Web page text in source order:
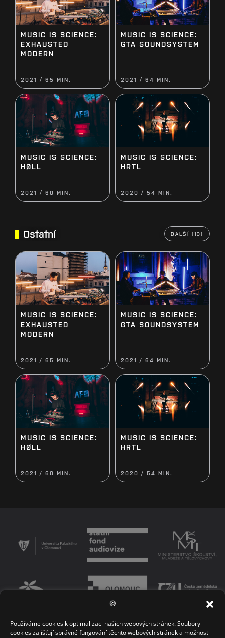
🍪
Používáme cookies k optimalizaci našich webových stránek. Soubory
cookies zajišťují správné fungování těchto webových stránek a možnost
MUSIC IS SCIENCE:
EXHAUSTED
MODERN
2021 / 65 MIN.
MUSIC IS SCIENCE:
GTA SOUNDSYSTEM
2021 / 64 MIN.
MUSIC IS SCIENCE:
HØLL
2021 / 60 MIN.
MUSIC IS SCIENCE:
HRTL
2020 / 54 MIN.
Ostatní DALŠÍ (13)
MUSIC IS SCIENCE:
EXHAUSTED
MODERN
2021 / 65 MIN.
MUSIC IS SCIENCE:
GTA SOUNDSYSTEM
2021 / 64 MIN.
MUSIC IS SCIENCE:
HØLL
2021 / 60 MIN.
MUSIC IS SCIENCE:
HRTL
2020 / 54 MIN.
PODMÍNKY UŽÍVÁNÍ PLATFORMY ZÁSADY OCHRANY OSOBNÍCH ÚDAJŮ